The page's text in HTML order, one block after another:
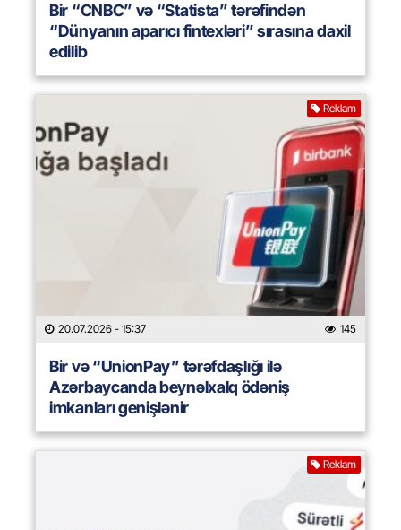
Bir “CNBC” və “Statista” tərəfindən
“Dünyanın aparıcı fintexləri” sırasına daxil
edilib
Reklam
20.07.2026 - 15:37 145
Bir və “UnionPay” tərəfdaşlığı ilə
Azərbaycanda beynəlxalq ödəniş
imkanları genişlənir
Reklam